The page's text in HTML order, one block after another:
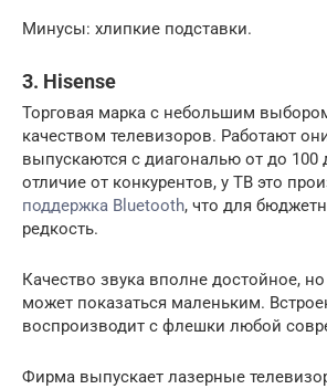
Минусы: хлипкие подставки.
3. Hisense
Торговая марка с небольшим
качеством телевизоров. Работают
выпускаются с диагональю от до
отличие от конкурентов, у ТВ это
поддержка Bluetooth, что для
редкость.
Качество звука вполне достойное,
может показаться маленьким.
воспроизводит с флешки любой
Фирма выпускает лазерные